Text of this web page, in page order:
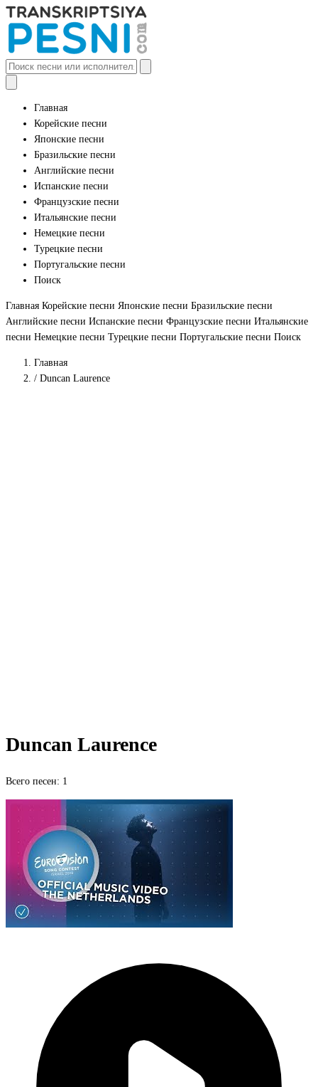
Главная
Корейские песни
Японские песни
Бразильские песни
Английские песни
Испанские песни
Французские песни
Итальянские песни
Немецкие песни
Турецкие песни
Португальские песни
Поиск
Главная Корейские песни Японские песни Бразильские песни
Английские песни Испанские песни Французские песни Итальянские
песни Немецкие песни Турецкие песни Португальские песни Поиск
Главная
/ Duncan Laurence
Duncan Laurence
Всего песен: 1